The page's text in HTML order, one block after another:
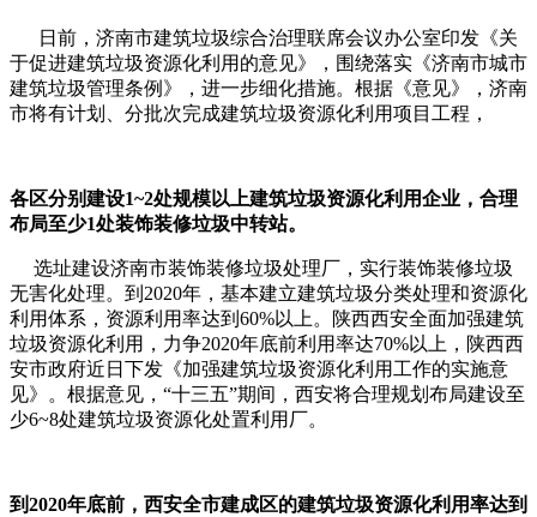
日前，济南市建筑垃圾综合治理联席会议办公室印发《关
于促进建筑垃圾资源化利用的意见》，围绕落实《济南市城市
建筑垃圾管理条例》，进一步细化措施。根据《意见》，济南
市将有计划、分批次完成建筑垃圾资源化利用项目工程，
各区分别建设1~2处规模以上建筑垃圾资源化利用企业，合理
布局至少1处装饰装修垃圾中转站。
选址建设济南市装饰装修垃圾处理厂，实行装饰装修垃圾
无害化处理。到2020年，基本建立建筑垃圾分类处理和资源化
利用体系，资源利用率达到60%以上。陕西西安全面加强建筑
垃圾资源化利用，力争2020年底前利用率达70%以上，陕西西
安市政府近日下发《加强建筑垃圾资源化利用工作的实施意
见》。根据意见，“十三五”期间，西安将合理规划布局建设至
少6~8处建筑垃圾资源化处置利用厂。
到2020年底前，西安全市建成区的建筑垃圾资源化利用率达到